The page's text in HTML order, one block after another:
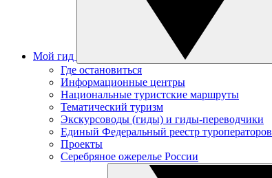
Мой гид
Где остановиться
Информационные центры
Национальные туристские маршруты
Тематический туризм
Экскурсоводы (гиды) и гиды-переводчики
Единый Федеральный реестр туроператоров
Проекты
Серебряное ожерелье России